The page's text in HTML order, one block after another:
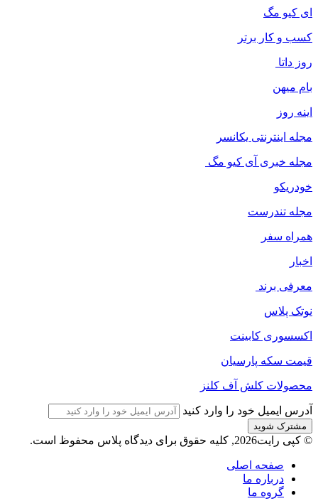
ای کیو مگ
کسب و کار برتر
روز داتا
بام میهن
اینه روز
مجله اینترنتی یکانسر
مجله خبری آی کیو مگ
خودریکو
مجله‌ تندرست
همراه سفر
اخبار
معرفی برند
نوتک پلاس
اکسسوری کابینت
قیمت سکه پارسیان
محصولات کلش آف کلنز
آدرس ایمیل خود را وارد کنید
© کپی رایت2026, کلیه حقوق برای دیدگاه پلاس محفوظ است.
صفحه اصلی
درباره ما
گروه ما